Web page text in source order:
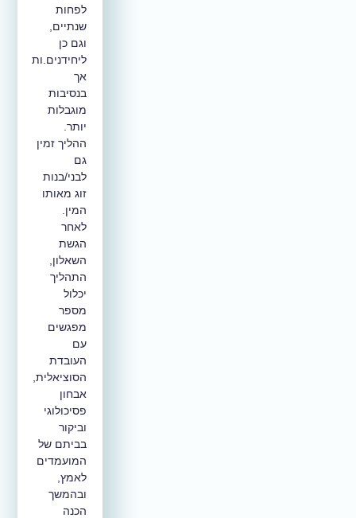
לפחות
שנתיים,
וגם כן
ליחידנים.ות
אך
בנסיבות
מוגבלות
יותר.
ההליך זמין
גם
לבני/בנות
זוג מאותו
המין.
לאחר
הגשת
השאלון,
התהליך
יכלול
מספר
מפגשים
עם
העובדת
הסוציאלית,
אבחון
פסיכולוגי
וביקור
בביתם של
המועמדים
לאמץ,
ובהמשך
הכנה